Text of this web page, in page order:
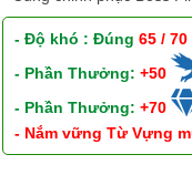
- Độ khó : Đúng65 / 70
- Phần Thưởng:+50
- Phần Thưởng:+70
- Nắm vững Từ Vựng